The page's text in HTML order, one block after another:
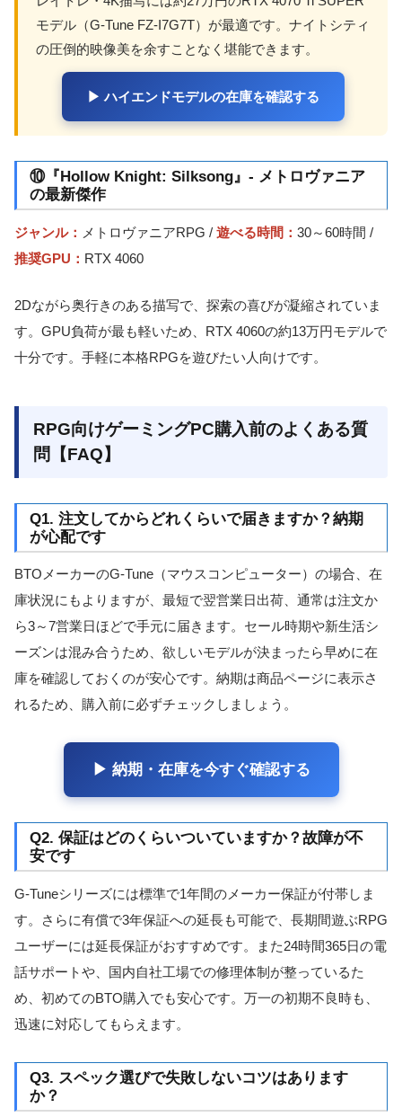
モデル（G-Tune FZ-I7G7T）が最適です。ナイトシティ
の圧倒的映像美を余すことなく堪能できます。
▶ ハイエンドモデルの在庫を確認する
⑩『Hollow Knight: Silksong』- メトロヴァニア
の最新傑作
ジャンル： メトロヴァニアRPG / 遊べる時間： 30～60時間 /
推奨GPU： RTX 4060
2Dながら奥行きのある描写で、探索の喜びが凝縮されていま
す。GPU負荷が最も軽いため、RTX 4060の約13万円モデルで
十分です。手軽に本格RPGを遊びたい人向けです。
RPG向けゲーミングPC購入前のよくある質
問【FAQ】
Q1. 注文してからどれくらいで届きますか？納期
が心配です
BTOメーカーのG-Tune（マウスコンピューター）の場合、在
庫状況にもよりますが、最短で翌営業日出荷、通常は注文か
ら3～7営業日ほどで手元に届きます。セール時期や新生活シ
ーズンは混み合うため、欲しいモデルが決まったら早めに在
庫を確認しておくのが安心です。納期は商品ページに表示さ
れるため、購入前に必ずチェックしましょう。
▶ 納期・在庫を今すぐ確認する
Q2. 保証はどのくらいついていますか？故障が不
安です
G-Tuneシリーズには標準で1年間のメーカー保証が付帯しま
す。さらに有償で3年保証への延長も可能で、長期間遊ぶRPG
ユーザーには延長保証がおすすめです。また24時間365日の電
話サポートや、国内自社工場での修理体制が整っているた
め、初めてのBTO購入でも安心です。万一の初期不良時も、
迅速に対応してもらえます。
Q3. スペック選びで失敗しないコツはあります
か？